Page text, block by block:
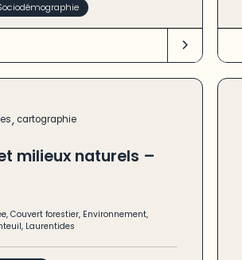
, cartographie
milieux naturels –
, Couvert forestier, Environnement,
, Laurentides